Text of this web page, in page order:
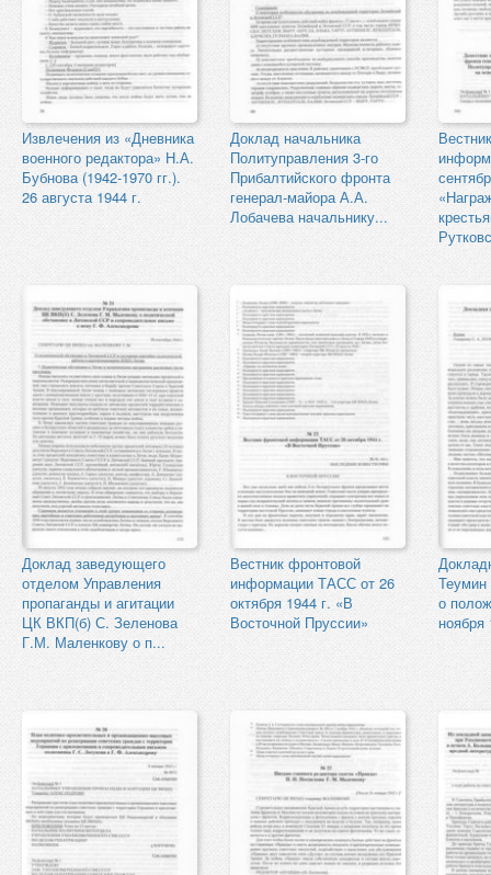
Извлечения из «Дневника
военного редактора» Н.А.
Бубнова (1942-1970 гг.).
26 августа 1944 г.
Доклад начальника
Политуправления 3-го
Прибалтийского фронта
генерал-майора А.А.
Лобачева начальнику...
Доклад заведующего
отделом Управления
пропаганды и агитации
ЦК ВКП(б) С. Зеленова
Г.М. Маленкову о п...
Вестник фронтовой
информации ТАСС от 26
октября 1944 г. «В
Восточной Пруссии»
о
ноября